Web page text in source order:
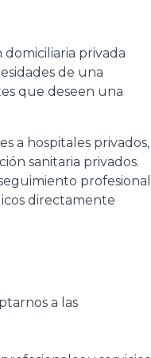
privada
de una
que deseen una
a hospitales privados,
sanitaria privados.
profesional
directamente
a las